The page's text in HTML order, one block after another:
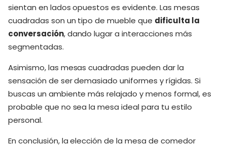
sientan en lados opuestos es evidente. Las mesas
cuadradas son un tipo de mueble que dificulta la
conversación, dando lugar a interacciones más
segmentadas.
Asimismo, las mesas cuadradas pueden dar la
sensación de ser demasiado uniformes y rígidas. Si
buscas un ambiente más relajado y menos formal, es
probable que no sea la mesa ideal para tu estilo
personal.
En conclusión, la elección de la mesa de comedor